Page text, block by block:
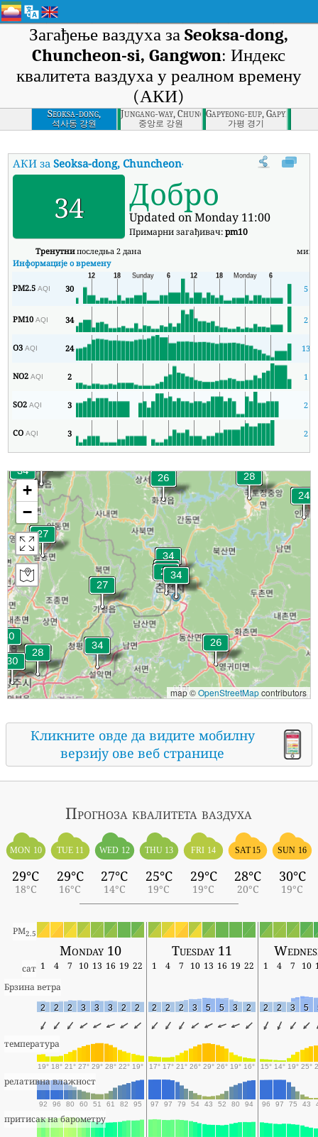
Загађење ваздуха заSeoksa-dong,
Chuncheon-si, Gangwon: Индекс
квалитета ваздуха у реалном времену
(АКИ)
Seoksa-dong,
Chuncheon-si,
Gangwon
석사동 강원
Jungang-way, Chuncheon-si, Gangwon
중앙로 강원
Gapyeong-eup, Gapyeong-
가평 경기
АКИ заSeoksa-dong, Chuncheon-si, Gangwon Индекс
34 Добро
Updated on Monday 11:00
Примарни загађивач:pm10
Тренутнипоследња 2 дана мин
Информације о времену
PM2.5AQI 30 5
PM10AQI 34 2
O3AQI 24 13
NO2AQI 2 1
SO2AQI 3 2
COAQI 3 2
+
−
map ©OpenStreetMapcontributors
Кликните овде да видите мобилну
верзију ове веб странице
Прогноза квалитета ваздуха
MON 10
29°C
18°C
TUE 11
29°C
16°C
WED 12
27°C
14°C
THU 13
25°C
19°C
FRI 14
29°C
19°C
SAT 15
28°C
20°C
SUN 16
30°C
19°C
PM2.5
Monday 10 Tuesday 11
сат 1 4 7 10 13 16 19 22 1 4 7 10 13 16 19 22 1 4 7 10
Брзина ветра
2 2 2 3 3 3 2 2 2 2 2 3 5 5 3 2 2 2 3 5
температура
19° 18° 21° 27° 29° 28° 22° 19° 17° 17° 21° 26° 29° 26° 19° 16° 15° 14° 19° 25°
релативна влажност
92 96 80 60 51 61 82 95 97 97 79 54 43 52 80 94 96 97 75 43
притисак на барометру